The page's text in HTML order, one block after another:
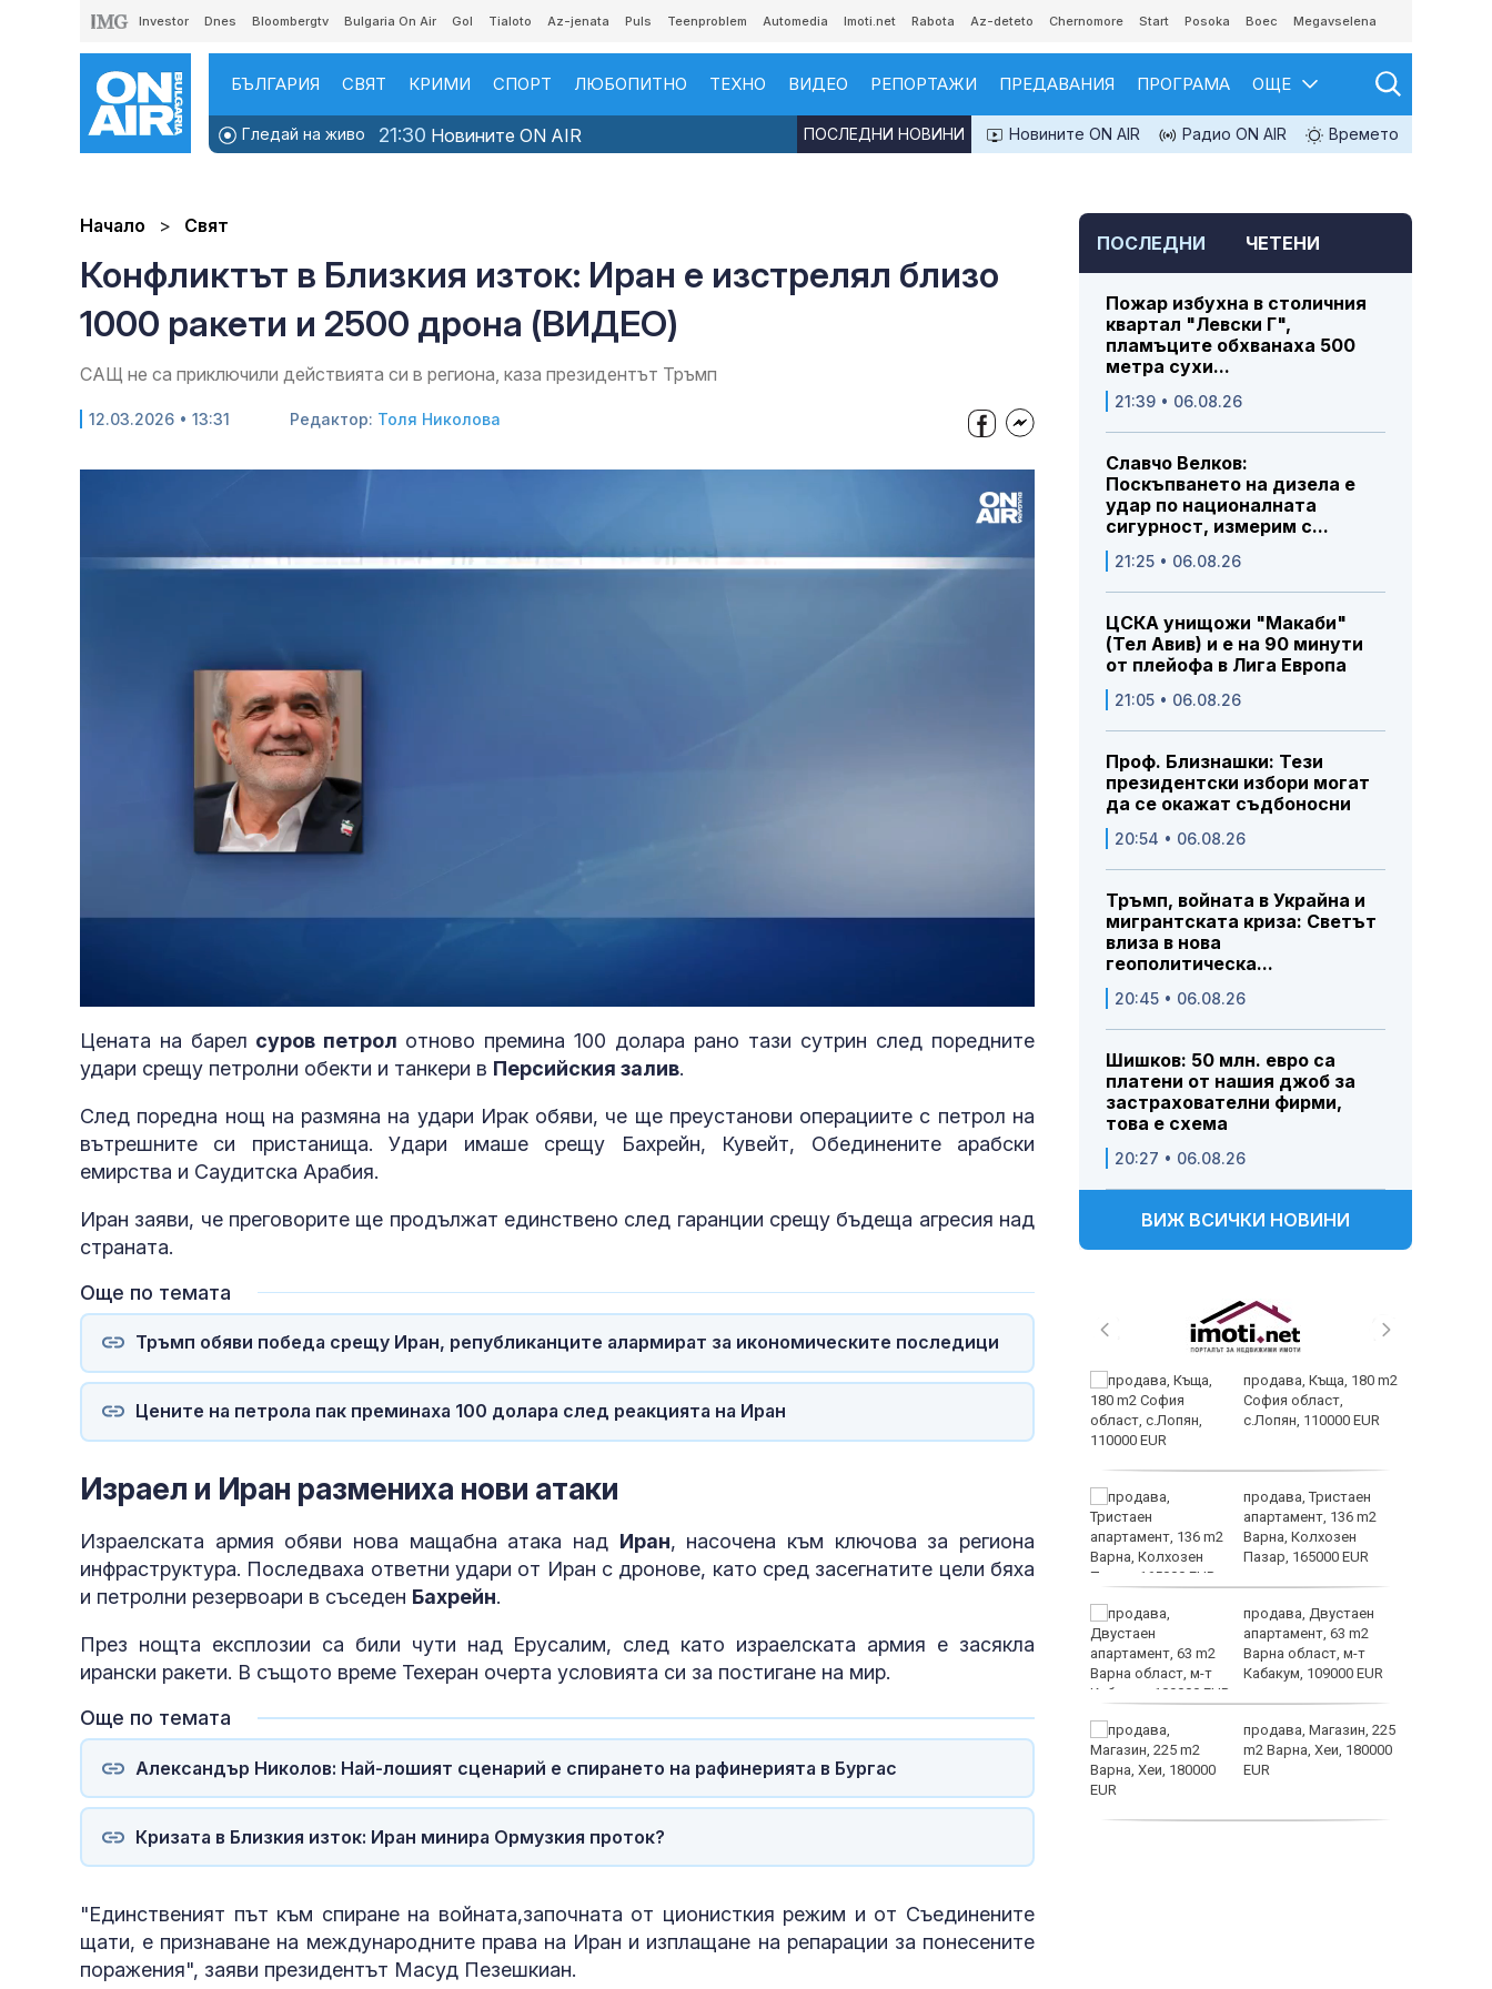
Investor Dnes Bloombergtv Bulgaria On Air Gol Tialoto Az-jenata Puls Teenproblem Automedia Imoti.net Rabota Az-deteto Chernomore Start Posoka Boec Megavselena
БЪЛГАРИЯ СВЯТ КРИМИ СПОРТ ЛЮБОПИТНО ТЕХНО ВИДЕО РЕПОРТАЖИ ПРЕДАВАНИЯ ПРОГРАМА ОЩЕ
Гледай на живо 21:30 Новините ON AIR Новините ON AIR Радио ON AIR Времето
ПОСЛЕДНИ НОВИНИ
Начало Свят
Конфликтът в Близкия изток: Иран е изстрелял близо
1000 ракети и 2500 дрона (ВИДЕО)
САЩ не са приключили действията си в региона, каза президентът Тръмп
12.03.2026 • 13:31 Редактор: Толя Николова
Цената на барел суров петрол отново премина 100 долара рано тази сутрин след поредните
удари срещу петролни обекти и танкери в Персийския залив.
След поредна нощ на размяна на удари Ирак обяви, че ще преустанови операциите с петрол на
вътрешните си пристанища. Удари имаше срещу Бахрейн, Кувейт, Обединените арабски
емирства и Саудитска Арабия.
Иран заяви, че преговорите ще продължат единствено след гаранции срещу бъдеща агресия над
страната.
Още по темата
Тръмп обяви победа срещу Иран, републиканците алармират за икономическите последици
Цените на петрола пак преминаха 100 долара след реакцията на Иран
Израел и Иран размениха нови атаки
Израелската армия обяви нова мащабна атака над Иран, насочена към ключова за региона
инфраструктура. Последваха ответни удари от Иран с дронове, като сред засегнатите цели бяха
и петролни резервоари в съседен Бахрейн.
През нощта експлозии са били чути над Ерусалим, след като израелската армия е засякла
ирански ракети. В същото време Техеран очерта условията си за постигане на мир.
Още по темата
Александър Николов: Най-лошият сценарий е спирането на рафинерията в Бургас
Кризата в Близкия изток: Иран минира Ормузкия проток?
"Единственият път към спиране на войната,започната от ционисткия режим и от Съединените
щати, е признаване на международните права на Иран и изплащане на репарации за понесените
поражения", заяви президентът Масуд Пезешкиан.
ПОСЛЕДНИ ЧЕТЕНИ
Пожар избухна в столичния
квартал "Левски Г",
пламъците обхванаха 500
метра сухи...
21:39 • 06.08.26
Славчо Велков:
Поскъпването на дизела е
удар по националната
сигурност, измерим с...
21:25 • 06.08.26
ЦСКА унищожи "Макаби"
(Тел Авив) и е на 90 минути
от плейофа в Лига Европа
21:05 • 06.08.26
Проф. Близнашки: Тези
президентски избори могат
да се окажат съдбоносни
20:54 • 06.08.26
Тръмп, войната в Украйна и
мигрантската криза: Светът
влиза в нова
геополитическа...
20:45 • 06.08.26
Шишков: 50 млн. евро са
платени от нашия джоб за
застрахователни фирми,
това е схема
20:27 • 06.08.26
ВИЖ ВСИЧКИ НОВИНИ
Шишков разкри пътни
милиони, а магистрала
няма
Хали Бери прикова
снимки
която прави руската
пропаганда модерна
пеперуди?
Можем ли да живеем
какво трябва да
внимаваме?
чувството за
исхемичен инсулт се
продава, Къща, 180 m2
София област,
с.Лопян, 110000 EUR
продава, Тристаен
апартамент, 136 m2
Варна, Колхозен
Пазар, 165000 EUR
продава, Двустаен
апартамент, 63 m2
Варна област, м-т
Кабакум, 109000 EUR
продава, Магазин, 225
m2 Варна, Хеи, 180000
EUR